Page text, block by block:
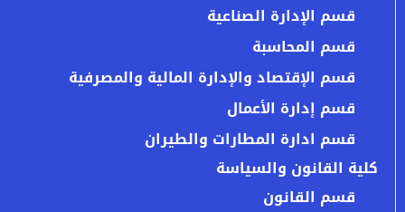
قسم الإدارة الصناعية
قسم المحاسبة
قسم الإقتصاد والإدارة المالية والمصرفية
قسم إدارة الأعمال
قسم ادارة المطارات والطيران
كلية القانون والسياسة
قسم القانون